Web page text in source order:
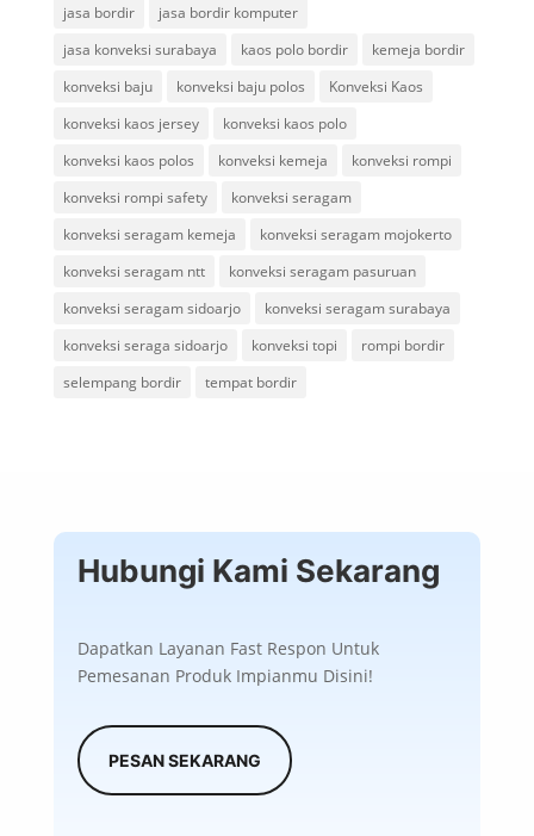
jasa bordir
jasa bordir komputer
jasa konveksi surabaya
kaos polo bordir
kemeja bordir
konveksi baju
konveksi baju polos
Konveksi Kaos
konveksi kaos jersey
konveksi kaos polo
konveksi kaos polos
konveksi kemeja
konveksi rompi
konveksi rompi safety
konveksi seragam
konveksi seragam kemeja
konveksi seragam mojokerto
konveksi seragam ntt
konveksi seragam pasuruan
konveksi seragam sidoarjo
konveksi seragam surabaya
konveksi seraga sidoarjo
konveksi topi
rompi bordir
selempang bordir
tempat bordir
Hubungi Kami Sekarang
Dapatkan Layanan Fast Respon Untuk
Pemesanan Produk Impianmu Disini!
PESAN SEKARANG